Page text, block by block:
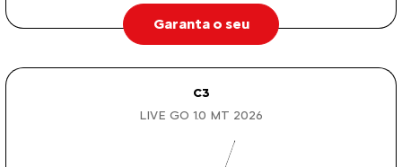
Garanta o seu
C3
LIVE GO 1.0 MT 2026